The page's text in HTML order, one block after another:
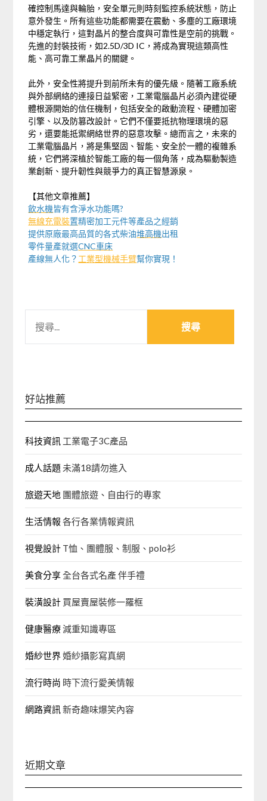
確控制馬達與輪胎，安全單元則時刻監控系統狀態，防止
意外發生。所有這些功能都需要在震動、多塵的工廠環境
中穩定執行，這對晶片的整合度與可靠性是空前的挑戰。
先進的封裝技術，如2.5D/3D IC，將成為實現這類高性
能、高可靠工業晶片的關鍵。
此外，安全性將提升到前所未有的優先級。隨著工廠系統
與外部網絡的連接日益緊密，工業電腦晶片必須內建從硬
體根源開始的信任機制，包括安全的啟動流程、硬體加密
引擎、以及防篡改設計。它們不僅要抵抗物理環境的惡
劣，還要能抵禦網絡世界的惡意攻擊。總而言之，未來的
工業電腦晶片，將是集堅固、智能、安全於一體的複雜系
統，它們將深植於智能工廠的每一個角落，成為驅動製造
業創新、提升韌性與競爭力的真正智慧源泉。
【其他文章推薦】
飲水機皆有含淨水功能嗎?
無線充電裝置精密加工元件等產品之經銷
提供原廠最高品質的各式柴油堆高機出租
零件量產就選CNC車床
產線無人化？ 工業型機械手臂幫你實現！
關
好站推薦
科技資訊 工業電子3C產品
成人話題 未滿18請勿進入
旅遊天地 團體旅遊、自由行的專家‎
生活情報 各行各業情報資訊
視覺設計 T恤、團體服、制服、polo衫
美食分享全台各式名產 伴手禮
裝潢設計 買屋賣屋裝修一羅框
健康醫療減重知識專區
婚紗世界婚紗攝影寫真網
流行時尚 時下流行愛美情報
網路資訊 新奇趣味爆笑內容
近期文章